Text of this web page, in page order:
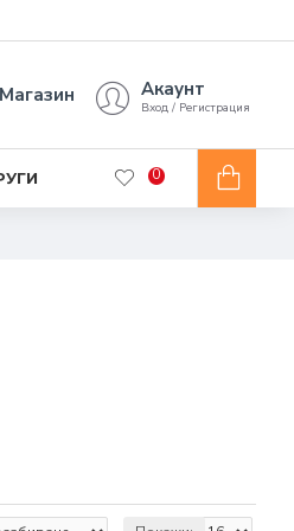
Магазин Акаунт
Вход / Регистрация
0
сезон с